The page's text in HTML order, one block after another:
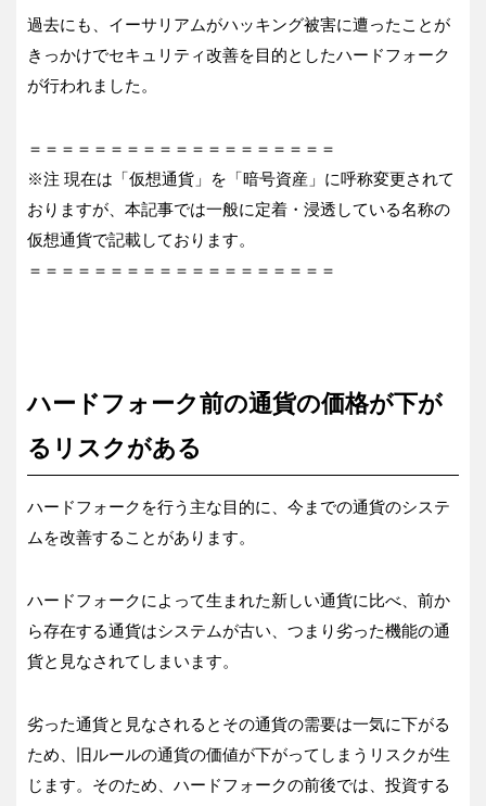
過去にも、イーサリアムがハッキング被害に遭ったことが
きっかけでセキュリティ改善を目的としたハードフォーク
が行われました。
＝＝＝＝＝＝＝＝＝＝＝＝＝＝＝＝＝＝＝
※注 現在は「仮想通貨」を「暗号資産」に呼称変更されて
おりますが、本記事では一般に定着・浸透している名称の
仮想通貨で記載しております。
＝＝＝＝＝＝＝＝＝＝＝＝＝＝＝＝＝＝＝
ハードフォーク前の通貨の価格が下が
るリスクがある
ハードフォークを行う主な目的に、今までの通貨のシステ
ムを改善することがあります。
ハードフォークによって生まれた新しい通貨に比べ、前か
ら存在する通貨はシステムが古い、つまり劣った機能の通
貨と見なされてしまいます。
劣った通貨と見なされるとその通貨の需要は一気に下がる
ため、旧ルールの通貨の価値が下がってしまうリスクが生
じます。そのため、ハードフォークの前後では、投資する